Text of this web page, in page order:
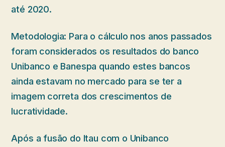
até 2020.
Metodologia: Para o cálculo nos anos passados
foram considerados os resultados do banco
Unibanco e Banespa quando estes bancos
ainda estavam no mercado para se ter a
imagem correta dos crescimentos de
lucratividade.
Após a fusão do Itau com o Unibanco